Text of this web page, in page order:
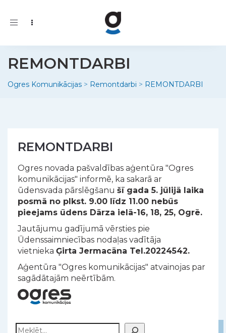
Toggle
REMONTDARBI
Ogres Komunikācijas > Remontdarbi > REMONTDARBI
REMONTDARBI
Ogres novada pašvaldības aģentūra "Ogres
komunikācijas" informē, ka sakarā ar
ūdensvada pārslēgšanu šī gada 5. jūlijā laika
posmā no plkst. 9.00 līdz 11.00 nebūs
pieejams ūdens Dārza ielā-16, 18, 25, Ogrē.
Jautājumu gadījumā vērsties pie
Ūdenssaimniecības nodaļas vadītāja
vietnieka Ģirta Jermacāna Tel.20224542.
Aģentūra "Ogres komunikācijas" atvainojas par
sagādātajām neērtībām.
Meklēt